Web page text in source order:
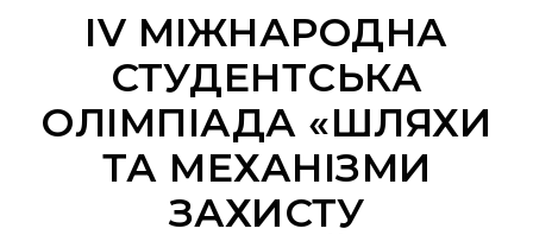
ІV МІЖНАРОДНА
СТУДЕНТСЬКА
ОЛІМПІАДА «ШЛЯХИ
ТА МЕХАНІЗМИ
ЗАХИСТУ